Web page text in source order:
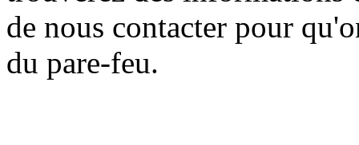
de nous contacter pour
du pare-feu.